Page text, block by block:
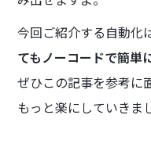
今回ご紹介する自動化
てもノーコードで簡単
ぜひこの記事を参考に
もっと楽にしていきま